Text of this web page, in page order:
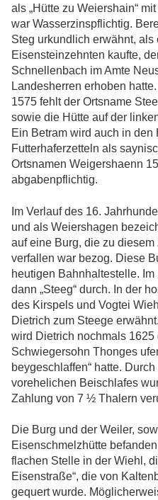
als „Hütte zu Weiershain“
war Wasserzinspflichtig.
Steg urkundlich erwähnt, als
Eisensteinzehnten kaufte,
Schnellenbach im Amte
Landesherren erhoben
1575 fehlt der Ortsname
sowie die Hütte auf der
Ein Betram wird auch in den
Futterhaferzetteln als
Ortsnamen Weigershaenn
abgabenpflichtig.
Im Verlauf des 16.
und als Weiershagen
auf eine Burg, die zu
verfallen war bezog. Diese
heutigen Bahnhaltestelle.
dann „Steeg“ durch. In der
des Kirspels und Vogtei
Dietrich zum Steege
wird Dietrich nochmals 1625
Schwiegersohn Thonges
beygeschlaffen“ hatte.
vorehelichen Beischlafes
Zahlung von 7 ½ Thalern
Die Burg und der Weiler,
Eisenschmelzhütte
flachen Stelle in der Wiehl,
Eisenstraße“, die von
gequert wurde.